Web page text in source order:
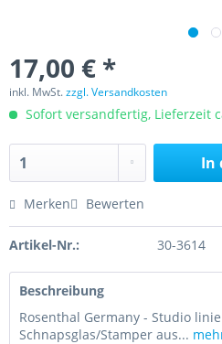
17,00 € *
inkl. MwSt.zzgl. Versandkosten
Sofort versandfertig, Lieferzeit
In
Merken Bewerten
Artikel-Nr.: 30-3614
Beschreibung
Rosenthal Germany - Studio linie
Schnapsglas/Stamper aus...